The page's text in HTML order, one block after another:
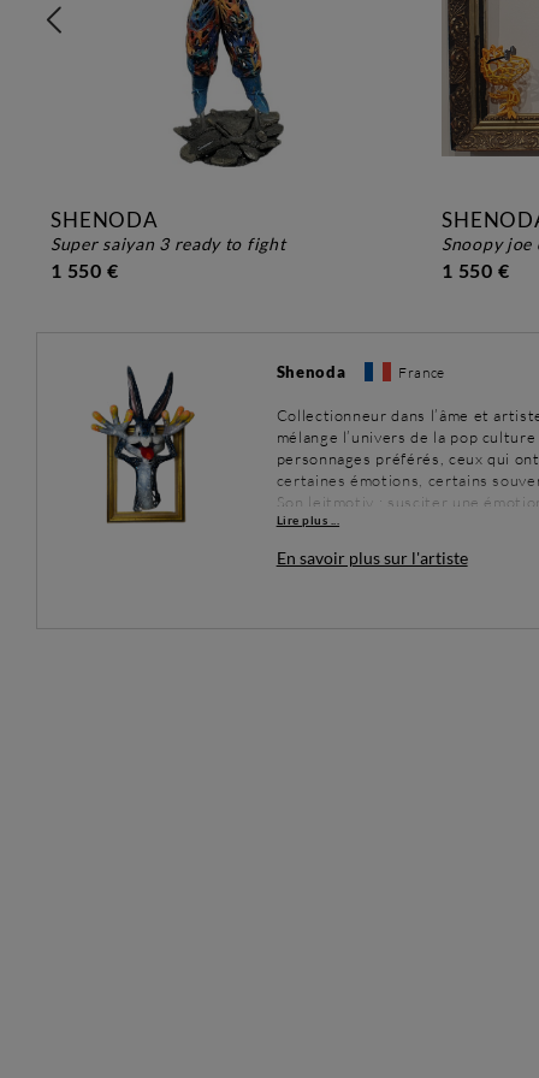
SHENODA
super saiyan 3 ready to fight
1 550 €
snoopy
1 550 €
Shenoda France
Collectionneur dans l’âme et
mélange l’univers de la pop
personnages préférés, ceux qui
certaines émotions, certains
Son leitmotiv : susciter une
sourires. Et parce que ces
ainsi la figurine décorative en lui
œuvre unique à exposer, entre
Lire plus ...
En savoir plus sur l'artiste